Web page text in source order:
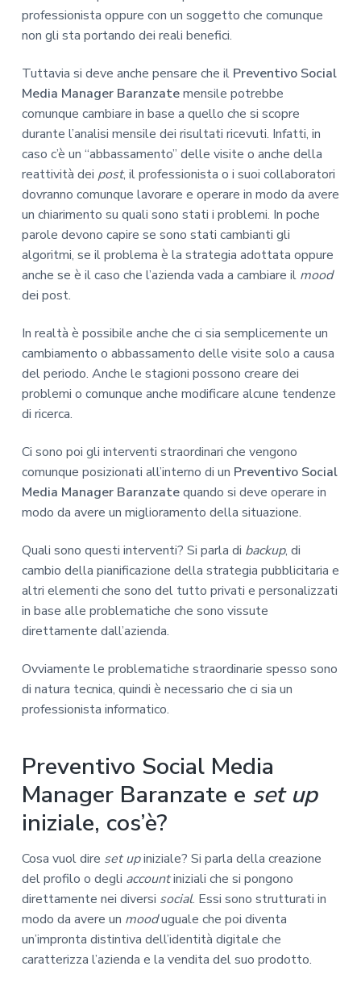
professionista oppure con un soggetto che comunque
non gli sta portando dei reali benefici.
Tuttavia si deve anche pensare che il Preventivo Social
Media Manager Baranzatemensile potrebbe
comunque cambiare in base a quello che si scopre
durante l’analisi mensile dei risultati ricevuti. Infatti, in
caso c’è un “abbassamento” delle visite o anche della
reattività dei post, il professionista o i suoi collaboratori
dovranno comunque lavorare e operare in modo da avere
un chiarimento su quali sono stati i problemi. In poche
parole devono capire se sono stati cambianti gli
algoritmi, se il problema è la strategia adottata oppure
anche se è il caso che l’azienda vada a cambiare il mood
dei post.
In realtà è possibile anche che ci sia semplicemente un
cambiamento o abbassamento delle visite solo a causa
del periodo. Anche le stagioni possono creare dei
problemi o comunque anche modificare alcune tendenze
di ricerca.
Ci sono poi gli interventi straordinari che vengono
comunque posizionati all’interno di un Preventivo Social
Media Manager Baranzatequando si deve operare in
modo da avere un miglioramento della situazione.
Quali sono questi interventi? Si parla di backup, di
cambio della pianificazione della strategia pubblicitaria e
altri elementi che sono del tutto privati e personalizzati
in base alle problematiche che sono vissute
direttamente dall’azienda.
Ovviamente le problematiche straordinarie spesso sono
di natura tecnica, quindi è necessario che ci sia un
professionista informatico.
Preventivo Social Media
Manager Baranzate e set up
iniziale, cos’è?
Cosa vuol dire set upiniziale? Si parla della creazione
del profilo o degli accountiniziali che si pongono
direttamente nei diversi social. Essi sono strutturati in
modo da avere un mooduguale che poi diventa
un’impronta distintiva dell’identità digitale che
caratterizza l’azienda e la vendita del suo prodotto.